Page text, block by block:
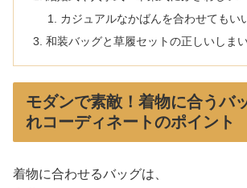
カジュアルなかばんを合わせてもい
和装バッグと草履セットの正しいしま
モダンで素敵！着物に合うバ
れコーディネートのポイント
着物に合わせるバッグは、